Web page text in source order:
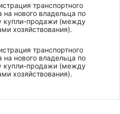
транспортного
на нового владельца по
купли-продажи (между
хозяйствования).
транспортного
на нового владельца по
купли-продажи (между
хозяйствования).